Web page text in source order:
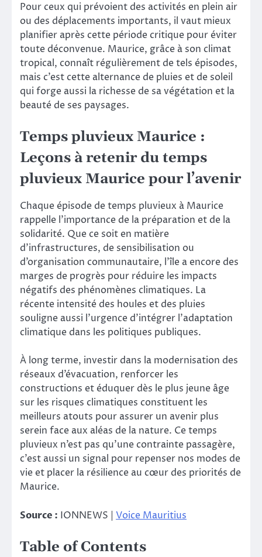
Pour ceux qui prévoient des activités en plein air
ou des déplacements importants, il vaut mieux
planifier après cette période critique pour éviter
toute déconvenue. Maurice, grâce à son climat
tropical, connaît régulièrement de tels épisodes,
mais c’est cette alternance de pluies et de soleil
qui forge aussi la richesse de sa végétation et la
beauté de ses paysages.
Temps pluvieux Maurice :
Leçons à retenir du temps
pluvieux Maurice pour l’avenir
Chaque épisode de temps pluvieux à Maurice
rappelle l’importance de la préparation et de la
solidarité. Que ce soit en matière
d’infrastructures, de sensibilisation ou
d’organisation communautaire, l’île a encore des
marges de progrès pour réduire les impacts
négatifs des phénomènes climatiques. La
récente intensité des houles et des pluies
souligne aussi l’urgence d’intégrer l’adaptation
climatique dans les politiques publiques.
À long terme, investir dans la modernisation des
réseaux d’évacuation, renforcer les
constructions et éduquer dès le plus jeune âge
sur les risques climatiques constituent les
meilleurs atouts pour assurer un avenir plus
serein face aux aléas de la nature. Ce temps
pluvieux n’est pas qu’une contrainte passagère,
c’est aussi un signal pour repenser nos modes de
vie et placer la résilience au cœur des priorités de
Maurice.
Source : IONNEWS | Voice Mauritius
Table of Contents